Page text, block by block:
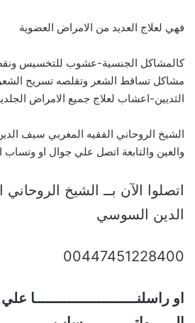
فهي لعلاج العديد من الامراض العضوية
كالمشاكل الجنسية-عشوب للتخسيس
مشاكل تساقط الشعر وتقلصه تسريح
الثديين-اعشاب لعلاج جميع الامراض
الشيخ الروحاني الفقيه المغربي سيف
والعين والتابعة اتصل علي جوال او وتساب
اتصلوا الآن بــ الشيخ
الدين السوسي
00447451228400
او راسلنــــــــــــــــــــــــا علي